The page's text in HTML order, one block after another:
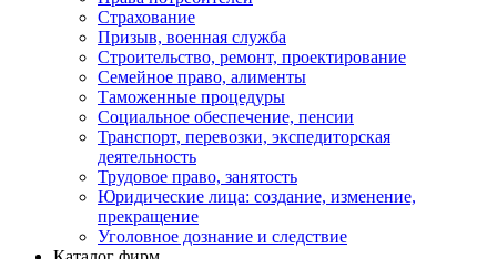
Страхование
Призыв, военная служба
Строительство, ремонт, проектирование
Семейное право, алименты
Таможенные процедуры
Социальное обеспечение, пенсии
Транспорт, перевозки, экспедиторская
деятельность
Трудовое право, занятость
Юридические лица: создание, изменение,
прекращение
Уголовное дознание и следствие